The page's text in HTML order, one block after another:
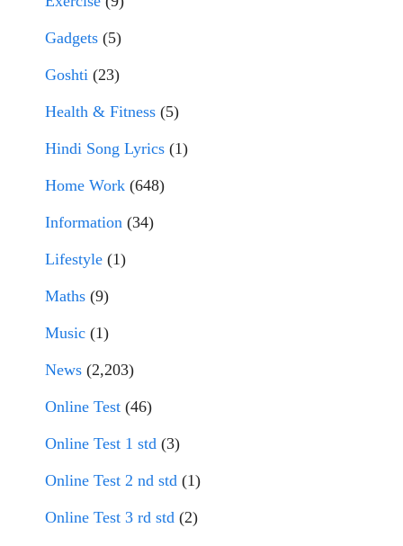
Gadgets (5)
Goshti (23)
Health & Fitness (5)
Hindi Song Lyrics (1)
Home Work (648)
Information (34)
Lifestyle (1)
Maths (9)
Music (1)
News (2,203)
Online Test (46)
Online Test 1 std (3)
Online Test 2 nd std (1)
Online Test 3 rd std (2)